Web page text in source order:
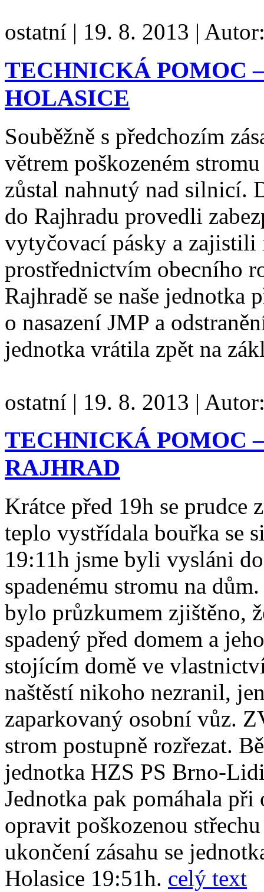
ostatní | 19. 8. 2013 |
TECHNICKÁ POMOC
HOLASICE
Souběžně s předchozím
větrem poškozeném
zůstal nahnutý nad silnicí.
do Rajhradu provedli
vytyčovací pásky a
prostřednictvím obecního
Rajhradě se naše jednotka
o nasazení JMP a
jednotka vrátila zpět na
ostatní | 19. 8. 2013 |
TECHNICKÁ POMOC
RAJHRAD
Krátce před 19h se prudce
teplo vystřídala bouřka se
19:11h jsme byli vysláni
spadenému stromu na
bylo průzkumem zjištěno,
spadený před domem a
stojícím domě ve
naštěstí nikoho nezranil,
zaparkovaný osobní vůz.
strom postupně rozřezat.
jednotka HZS PS Brno-
Jednotka pak pomáhala
opravit poškozenou
ukončení zásahu se
Holasice 19:51h. celý text